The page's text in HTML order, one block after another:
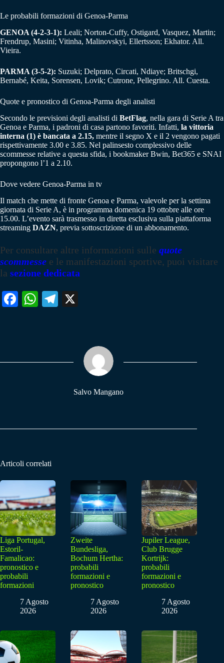
Le probabili formazioni di Genoa-Parma
GENOA (4-2-3-1): Leali; Norton-Cuffy, Ostigard, Vasquez, Martin;
Frendrup, Masini; Vitinha, Malinovskyi, Ellertsson; Ekhator. All.
Vieira.
PARMA (3-5-2): Suzuki; Delprato, Circati, Ndiaye; Britschgi,
Bernabé, Keita, Sorensen, Lovik; Cutrone, Pellegrino. All. Cuesta.
Quote e pronostico di Genoa-Parma degli analisti
Secondo le previsioni degli analisti di BetFlag, nella gara di Serie A tra
Genoa e Parma, i padroni di casa partono favoriti. Infatti, la vittoria
interna (1) è bancata a 2.15, mentre il segno X e il 2 vengono pagati
rispettivamente 3.00 e 3.85. Nel palinsesto complessivo delle
scommesse relative a questa sfida, i bookmaker Bwin, Bet365 e SNAI
propongono l’1 a 2.10.
Dove vedere Genoa-Parma in tv
Il match che mette di fronte Genoa e Parma, valevole per la settima
giornata di Serie A, è in programma domenica 19 ottobre alle ore
15.00. L’evento sarà trasmesso in diretta esclusiva sulla piattaforma
streaming DAZN, previa sottoscrizione di un abbonamento.
Per consultare altre informazioni sulle quote
scommesse e le manifestazioni sportive, puoi visitare
la sezione dedicata
Fa W
pp
Te
m
Salvo Mangano
Articoli correlati
Liga Portugal,
Estoril-
Famalicao:
pronostico e
probabili
formazioni
7 Agosto
2026
Zweite
Bundesliga,
Bochum Hertha:
probabili
formazioni e
pronostico
7 Agosto
2026
Jupiler League,
Club Brugge
Kortrijk:
probabili
formazioni e
pronostico
7 Agosto
2026